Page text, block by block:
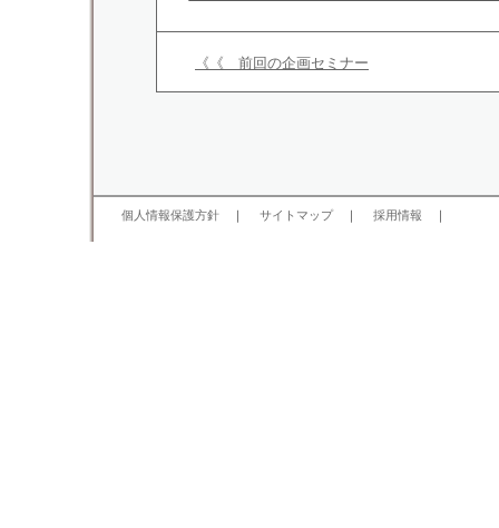
《《 前回の企画セミナー
個人情報保護方針 ｜ サイトマップ｜ 採用情報 ｜